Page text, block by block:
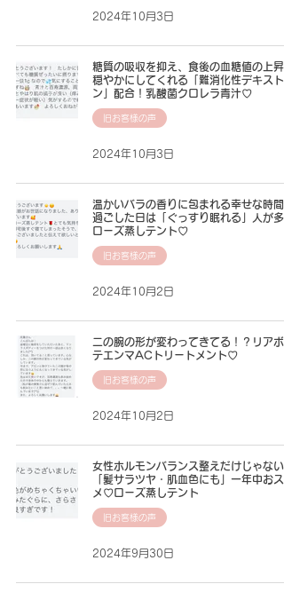
2024年10月3日
糖質の吸収を抑え、食後の血糖値の上昇
穏やかにしてくれる「難消化性デキスト
ン」配合！乳酸菌クロレラ青汁♡
旧お客様の声
2024年10月3日
温かいバラの香りに包まれる幸せな時間
過ごした日は「ぐっすり眠れる」人が多
ローズ蒸しテント♡
旧お客様の声
2024年10月2日
二の腕の形が変わってきてる！？リアボ
テエンマACトリートメント♡
旧お客様の声
2024年10月2日
女性ホルモンバランス整えだけじゃない
「髪サラツヤ・肌血色にも」一年中おス
メ♡ローズ蒸しテント
旧お客様の声
2024年9月30日